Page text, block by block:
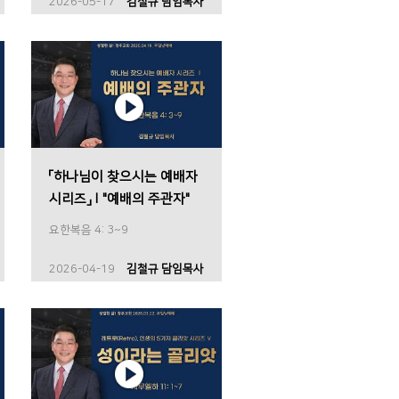
「하나님이 찾으시는 예배자
시리즈」Ⅰ"예배의 주관자"
요한복음 4: 3~9
2026-04-19 김철규 담임목사